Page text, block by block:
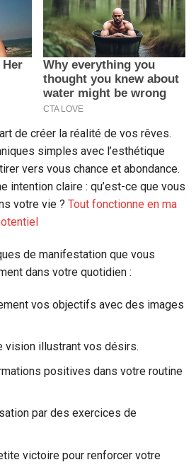
de créer la réalité de vos rêves.
simples avec l’esthétique
vers vous chance et abondance.
intention claire : qu’est-ce que vous
votre vie ? Tout fonctionne en ma
de manifestation que vous
dans votre quotidien :
vos objectifs avec des images
vision illustrant vos désirs.
positives dans votre routine
par des exercices de
victoire pour renforcer votre